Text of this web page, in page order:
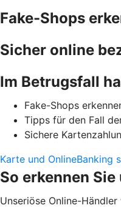
Fake-Shops
Sicher online
Im Betrugsfall
Fake-Shops
Tipps für den Fall
Sichere
Karte und OnlineBanking
So erkennen
Unseriöse Online-